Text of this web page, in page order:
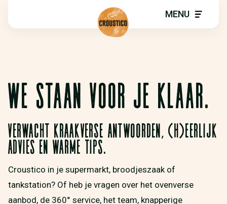
MENU
WE STAAN VOOR JE KLAAR.
Verwacht kraakverse antwoorden, (h)eerlijk
advies en warme tips.
Croustico in je supermarkt, broodjeszaak of
tankstation? Of heb je vragen over het ovenverse
aanbod, de 360° service, het team, knapperige